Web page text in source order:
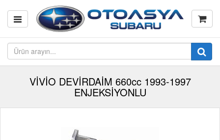
VİVİO DEVİRDAİM 660cc 1993-1997
ENJEKSİYONLU